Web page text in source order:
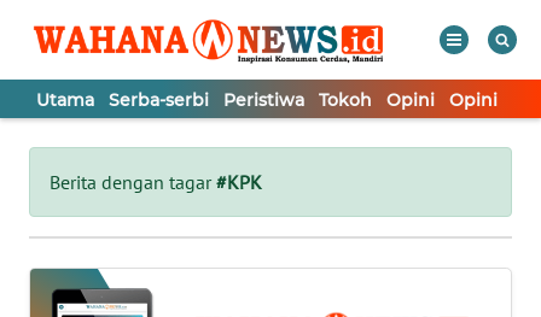
Utama Serba-serbi Peristiwa Tokoh Opini Opini
Berita dengan tagar#KPK
Tutup
UTAMA
SERBA-